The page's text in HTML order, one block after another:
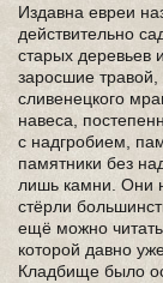
Издавна евреи
действительно
старых деревьев
заросшие травой,
сливенецкого
навеса,
с надгробием,
памятники без
лишь камни. Они
стёрли
ещё можно
которой давно
Кладбище было